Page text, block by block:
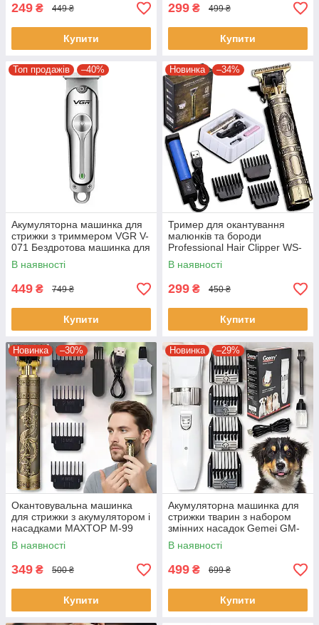
249 ₴ 449 ₴
Купити
299 ₴ 499 ₴
Купити
Топ продажів –40%
Акумуляторна машинка для
стрижки з триммером VGR V-
071 Бездротова машинка для
стрижки волосся
В наявності
449 ₴ 749 ₴
Купити
Новинка –34%
Тример для окантування
малюнків та бороди
Professional Hair Clipper WS-
T99 Машинка для стрижки
волосся
В наявності
299 ₴ 450 ₴
Купити
Новинка –30%
Окантовувальна машинка
для стрижки з акумулятором і
насадками MAXTOP M-99
В наявності
349 ₴ 500 ₴
Купити
Новинка –29%
Акумуляторна машинка для
стрижки тварин з набором
змінних насадок Gemei GM-
634
В наявності
499 ₴ 699 ₴
Купити